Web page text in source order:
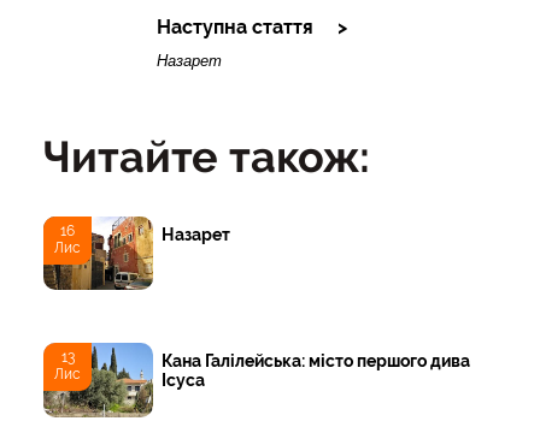
Наступна стаття
Назарет
Читайте також:
16
Лис
Назарет
13
Лис
Кана Галілейська: місто першого дива
Ісуса